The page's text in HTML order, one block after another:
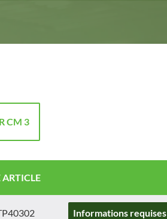
CM 3
Informations requises